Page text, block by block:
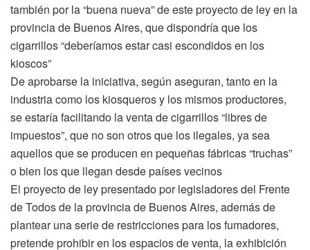
también por la “buena nueva” de este proyecto de ley en la
provincia de Buenos Aires, que dispondría que los
cigarrillos “deberíamos estar casi escondidos en los
kioscos”
De aprobarse la iniciativa, según aseguran, tanto en la
industria como los kiosqueros y los mismos productores,
se estaría facilitando la venta de cigarrillos “libres de
impuestos”, que no son otros que los ilegales, ya sea
aquellos que se producen en pequeñas fábricas “truchas”
o bien los que llegan desde países vecinos
El proyecto de ley presentado por legisladores del Frente
de Todos de la provincia de Buenos Aires, además de
plantear una serie de restricciones para los fumadores,
pretende prohibir en los espacios de venta, la exhibición